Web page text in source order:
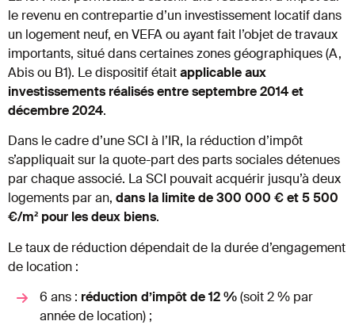
le revenu en contrepartie d’un investissement locatif dans
un logement neuf, en VEFA ou ayant fait l’objet de travaux
importants, situé dans certaines zones géographiques (A,
Abis ou B1). Le dispositif étaitapplicable aux
investissements réalisés entre septembre 2014 et
décembre 2024.
Dans le cadre d’une SCI à l’IR, la réduction d’impôt
s’appliquait sur la quote-part des parts sociales détenues
par chaque associé. La SCI pouvait acquérir jusqu’à deux
logements par an, dans la limite de 300 000 € et 5 500
€/m² pour les deux biens.
Le taux de réduction dépendait de la durée d’engagement
de location :
6 ans : réduction d’impôt de 12 %(soit 2 % par
année de location) ;